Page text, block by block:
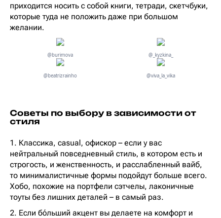
приходится носить с собой книги, тетради, скетчбуки,
которые туда не положить даже при большом
желании.
@burimova @_kyzkina_
@beatrizrainho @viva_la_vika
Советы по выбору в зависимости от
стиля
1. Классика, casual, офискор – если у вас
нейтральный повседневный стиль, в котором есть и
строгость, и женственность, и расслабленный вайб,
то минималистичные формы подойдут больше всего.
Хобо, похожие на портфели сэтчелы, лаконичные
тоуты без лишних деталей – в самый раз.
2. Если бóльший акцент вы делаете на комфорт и